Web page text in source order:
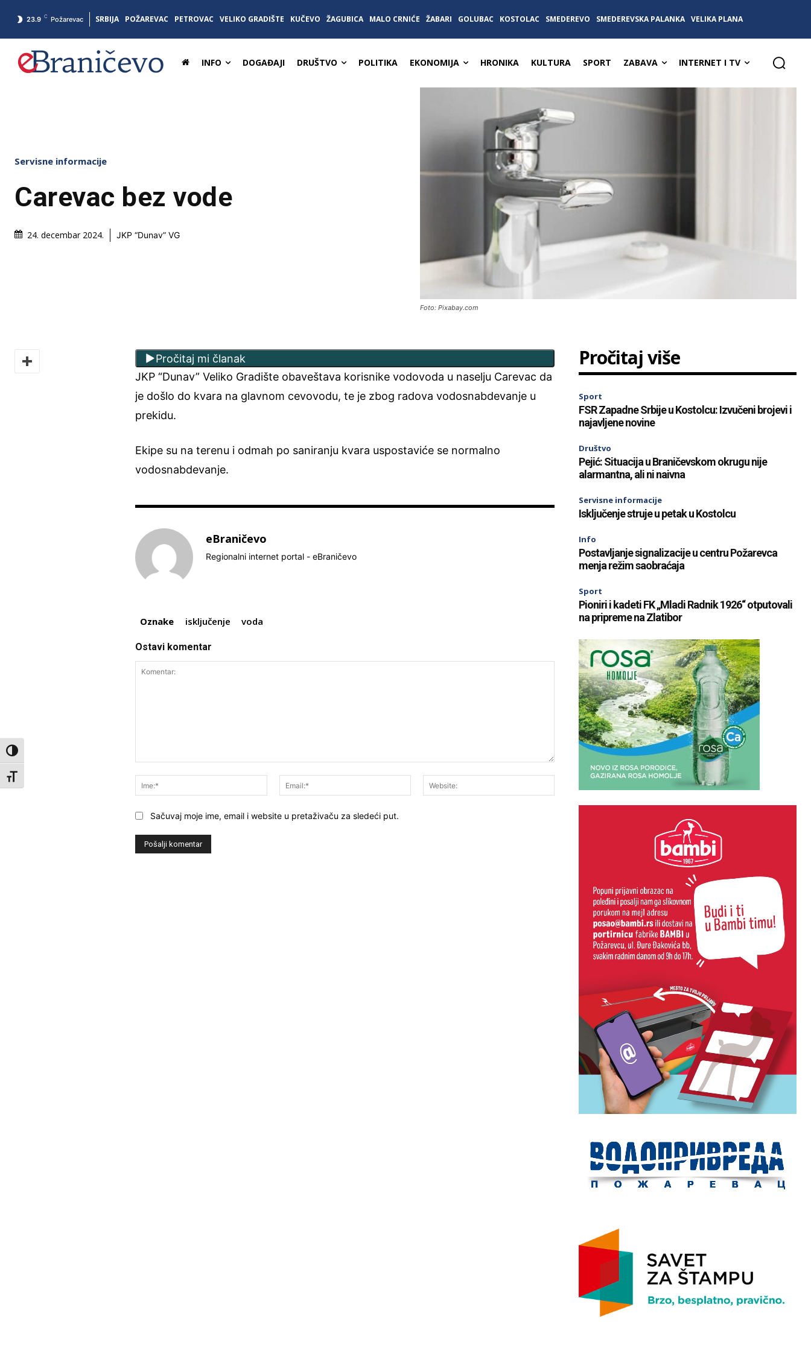
Toggle High Contrast
Toggle Font size
23.9 C Požarevac SRBIJA POŽAREVAC PETROVAC VELIKO GRADIŠTE KUČEVO ŽAGUBICA MALO CRNIĆE ŽABARI GOLUBAC KOSTOLAC SMEDEREVO SMEDEREVSKA PALANKA VELIKA PLANA
INFO DOGAĐAJI DRUŠTVO POLITIKA EKONOMIJA HRONIKA KULTURA SPORT ZABAVA INTERNET I TV
Servisne informacije
Carevac bez vode
24. decembar 2024. JKP “Dunav” VG
Foto: Pixabay.com
Pročitaj mi članak
JKP “Dunav” Veliko Gradište obaveštava korisnike vodovoda u naselju Carevac da
je došlo do kvara na glavnom cevovodu, te je zbog radova vodosnabdevanje u
prekidu.
Ekipe su na terenu i odmah po saniranju kvara uspostaviće se normalno
vodosnabdevanje.
eBraničevo
Regionalni internet portal - eBraničevo
Oznake isključenje voda
Ostavi komentar
Ime:*
Email:*
Sačuvaj moje ime, email i website u pretaživaču za sledeći put.
Pročitaj više
Sport
FSR Zapadne Srbije u Kostolcu: Izvučeni brojevi i
najavljene novine
Društvo
Pejić: Situacija u Braničevskom okrugu nije
alarmantna, ali ni naivna
Servisne informacije
Isključenje struje u petak u Kostolcu
Info
Postavljanje signalizacije u centru Požarevca
menja režim saobraćaja
Sport
Pioniri i kadeti FK „Mladi Radnik 1926“ otputovali
na pripreme na Zlatibor